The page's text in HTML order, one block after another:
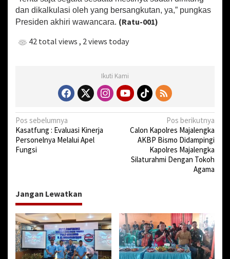
g
k
E
k
N
I
dan dikalkulasi oleh yang bersangkutan, ya,” pungkas
Presiden akhiri wawancara. (Ratu-001)
42 total views , 2 views today
Ikuti Kami
N
a
v
a
s
i
p
o
Pos sebelumnya
Kasatfung : Evaluasi Kinerja
Personelnya Melalui Apel
Fungsi
Pos berikutnya
Calon Kapolres Majalengka
AKBP Bismo Didampingi
Kapolres Majalengka
Silaturahmi Dengan Tokoh
Agama
Jangan Lewatkan